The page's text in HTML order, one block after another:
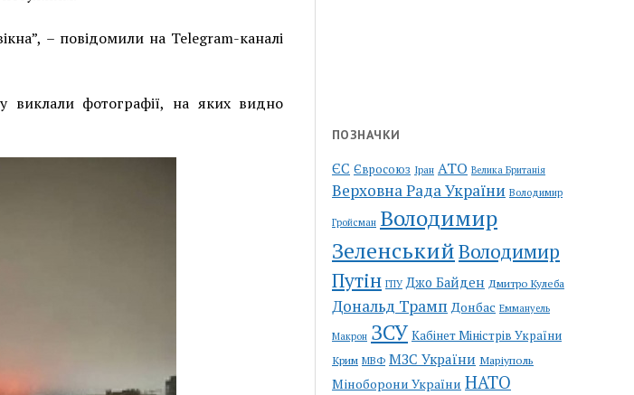
– повідомили на Telegram-каналі
виклали фотографії, на яких видно
ПОЗНАЧКИ
ЄС Євросоюз Іран АТО Велика Британія
Верховна Рада України Володимир
Гройсман Володимир
ЗеленськийВолодимир
Путін ГПУ Джо Байден Дмитро Кулеба
Дональд Трамп Донбас Еммануель
Макрон ЗСУ Кабінет Міністрів України
Крим МВФ МЗС України Маріуполь
Міноборони України НАТО